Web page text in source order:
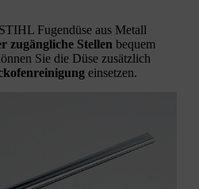
STIHL Fugendüse aus Metall
zugängliche Stellen bequem
Sie die Düse zusätzlich
einsetzen.